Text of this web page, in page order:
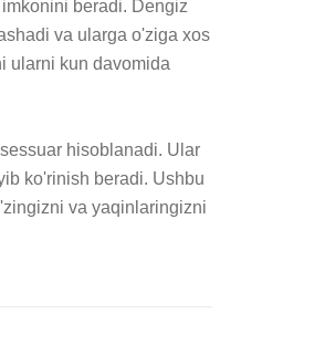
beradi. Dengiz
va ularga o'ziga xos
ularni kun davomida
hisoblanadi. Ular
ko'rinish beradi. Ushbu
va yaqinlaringizni